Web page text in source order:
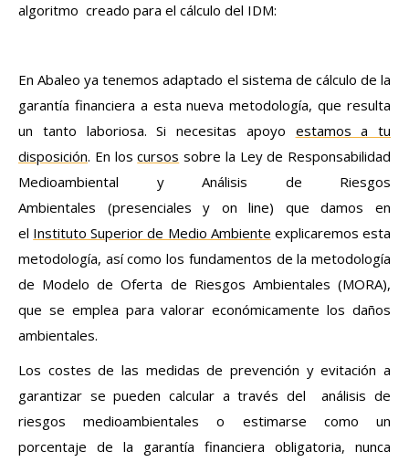
algoritmo creado para el cálculo del IDM:
En Abaleo ya tenemos adaptado el sistema de cálculo de la
garantía financiera a esta nueva metodología, que resulta
un tanto laboriosa. Si necesitas apoyo estamos a tu
disposición. En loscursos sobre la Ley de Responsabilidad
Medioambiental y Análisis de Riesgos
Ambientales (presenciales y on line) que damos en
el Instituto Superior de Medio Ambiente explicaremos esta
metodología, así como los fundamentos de la metodología
de Modelo de Oferta de Riesgos Ambientales (MORA),
que se emplea para valorar económicamente los daños
ambientales.
Los costes de las medidas de prevención y evitación a
garantizar se pueden calcular a través del análisis de
riesgos medioambientales o estimarse como un
porcentaje de la garantía financiera obligatoria, nunca